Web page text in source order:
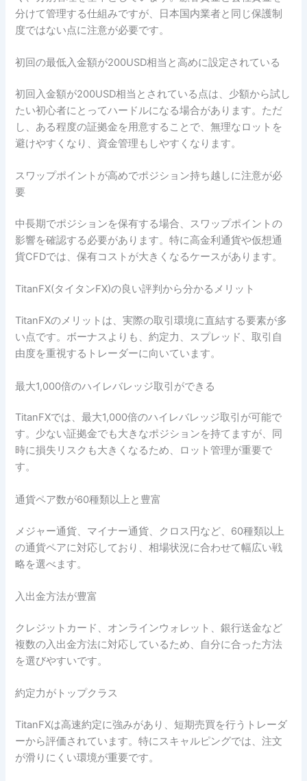
分けて管理する仕組みですが、日本国内業者と同じ保護制
度ではない点に注意が必要です。
初回の最低入金額が200USD相当と高めに設定されている
初回入金額が200USD相当とされている点は、少額から試し
たい初心者にとってハードルになる場合があります。ただ
し、ある程度の証拠金を用意することで、無理なロットを
避けやすくなり、資金管理もしやすくなります。
スワップポイントが高めでポジション持ち越しに注意が必
要
中長期でポジションを保有する場合、スワップポイントの
影響を確認する必要があります。特に高金利通貨や仮想通
貨CFDでは、保有コストが大きくなるケースがあります。
TitanFX(タイタンFX)の良い評判から分かるメリット
TitanFXのメリットは、実際の取引環境に直結する要素が多
い点です。ボーナスよりも、約定力、スプレッド、取引自
由度を重視するトレーダーに向いています。
最大1,000倍のハイレバレッジ取引ができる
TitanFXでは、最大1,000倍のハイレバレッジ取引が可能で
す。少ない証拠金でも大きなポジションを持てますが、同
時に損失リスクも大きくなるため、ロット管理が重要で
す。
通貨ペア数が60種類以上と豊富
メジャー通貨、マイナー通貨、クロス円など、60種類以上
の通貨ペアに対応しており、相場状況に合わせて幅広い戦
略を選べます。
入出金方法が豊富
クレジットカード、オンラインウォレット、銀行送金など
複数の入出金方法に対応しているため、自分に合った方法
を選びやすいです。
約定力がトップクラス
TitanFXは高速約定に強みがあり、短期売買を行うトレーダ
ーから評価されています。特にスキャルピングでは、注文
が滑りにくい環境が重要です。